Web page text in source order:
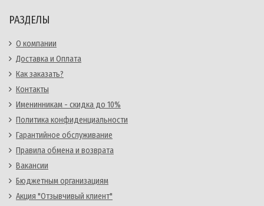
РАЗДЕЛЫ
О компании
Доставка и Оплата
Как заказать?
Контакты
Именинникам - скидка до 10%
Политика конфиденциальности
Гарантийное обслуживание
Правила обмена и возврата
Вакансии
Бюджетным организациям
Акция "Отзывчивый клиент"